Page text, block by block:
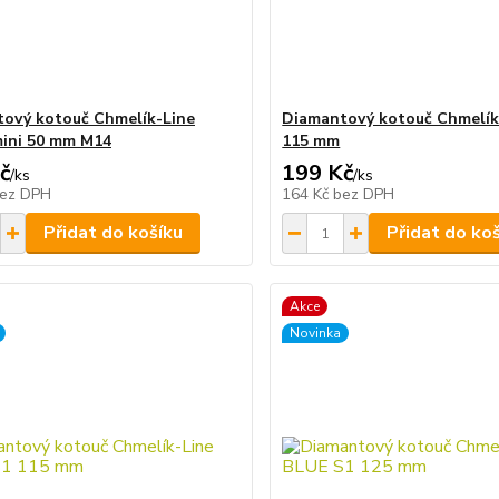
kotouč Chmelík-Line
50 mm M14
/ks
DPH
Přidat do košíku
Diamantový kotouč
115 mm
199 Kč/ks
164 Kč bez DPH
Přidat do
Akce
Novinka